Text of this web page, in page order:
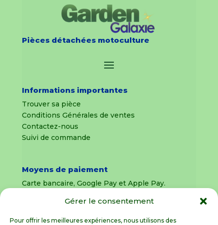
Gérer le consentement
Pour offrir les meilleures expériences, nous utilisons des
Pièces détachées motoculture
Informations importantes
Trouver sa pièce
Conditions Générales de ventes
Contactez-nous
Suivi de commande
Moyens de paiement
Carte bancaire, Google Pay et Apple Pay.
uniquement